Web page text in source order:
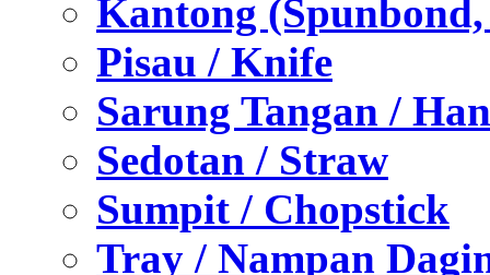
Kantong
Pisau / Knife
Sarung Tangan /
Sedotan / Straw
Sumpit / Chopstick
Tray / Nampan